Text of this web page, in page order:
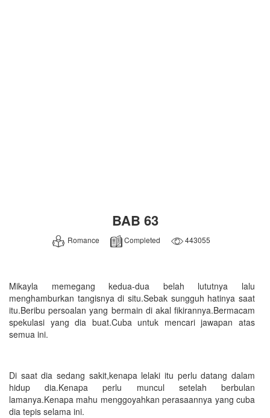
BAB 63
Romance Completed 443055
Mikayla memegang kedua-dua belah lututnya lalu
menghamburkan tangisnya di situ.Sebak sungguh hatinya saat
itu.Beribu persoalan yang bermain di akal fikirannya.Bermacam
spekulasi yang dia buat.Cuba untuk mencari jawapan atas
semua ini.
Di saat dia sedang sakit,kenapa lelaki itu perlu datang dalam
hidup dia.Kenapa perlu muncul setelah berbulan
lamanya.Kenapa mahu menggoyahkan perasaannya yang cuba
dia tepis selama ini.